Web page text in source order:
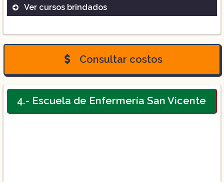
Ver cursos brindados
Licenciatura en Enfermería en Monterrey
Bachillerato Bivalente en Enfermería
Bachillerato Bivalente Técnico en Imagen
Cursos Posbásicos de Enfermería
Consultar costos
4.- Escuela de Enfermería San Vicente